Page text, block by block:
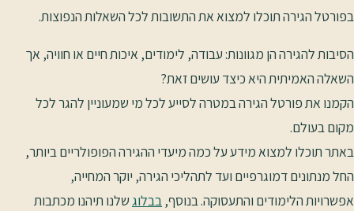
בפורטל הגירה תוכלו למצוא את התשובות לכל השאלות הנפוצות.
הסיבות להגירה הן מגוונות: עבודה, לימודים, איכות חיים או חוויה, אך
השאלה האמיתית היא כיצד עושים זאת?
הקמנו את פורטל הגירה במטרה לסייע לכל מי שמעוניין להגר לכל
מקום בעולם.
באתר תוכלו למצוא מידע על כמה מיעדי ההגירה הפופולריים ביותר,
החל מנתונים דמוגרפיים ועד לתהליכי הגירה, יוקר המחייה,
אפשרויות הלימודים והתעסוקה. בנוסף, בבלוגשלנו תיהנו מכתבות